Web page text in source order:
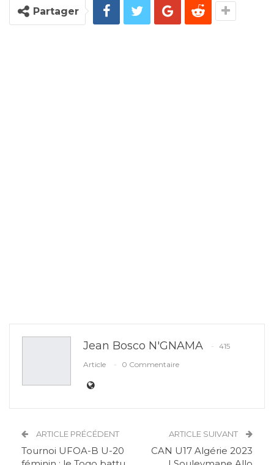
Partager
Jean Bosco N'GNAMA
415
Article
0 Commentaire
ARTICLE PRÉCÉDENT
Tournoi UFOA-B U-20
ARTICLE SUIVANT
CAN U17 Algérie 2023